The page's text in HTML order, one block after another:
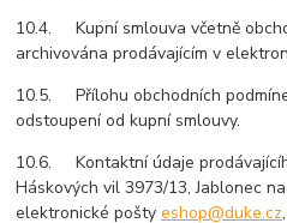
10.4. Kupní smlouva včetně
archivována prodávajícím v
10.5. Přílohu obchodních
odstoupení od kupní smlouvy.
10.6. Kontaktní údaje
Háskových vil 3973/13, Jablonec
elektronické poštyeshop@duke.cz